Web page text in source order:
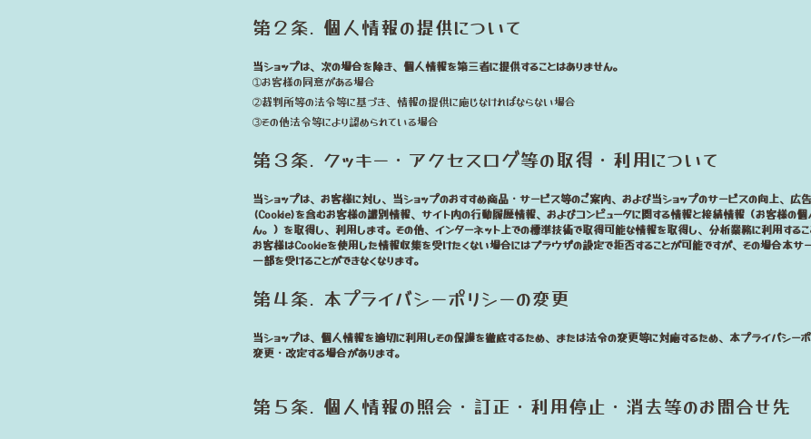
第２条. 個人情報の提供について
当ショップは、次の場合を除き、個人情報を第三者に提供することはありません。
➀お客様の同意がある場合
➁裁判所等の法令等に基づき、情報の提供に応じなければならない場合
➂その他法令等により認められている場合
第３条. クッキー・アクセスログ等の取得・利用について
当ショップは、お客様に対し、当ショップのおすすめ商品・サービス等のご案内、および当ショップのサービスの向上、広
(Cookie)を含むお客様の識別情報、サイト内の行動履歴情報、およびコンピュータに関する情報と接続情報（お客様の個
ん。）を取得し、利用します。その他、インターネット上での標準技術で取得可能な情報を取得し、分析業務に利用するこ
お客様はCookieを使用した情報収集を受けたくない場合にはブラウザの設定で拒否することが可能ですが、その場合本サ
一部を受けることができなくなります。
第４条. 本プライバシーポリシーの変更
当ショップは、個人情報を適切に利用しその保護を徹底するため、または法令の変更等に対応するため、本プライバシー
変更・改定する場合があります。
第５条. 個人情報の照会・訂正・利用停止・消去等のお問合せ先